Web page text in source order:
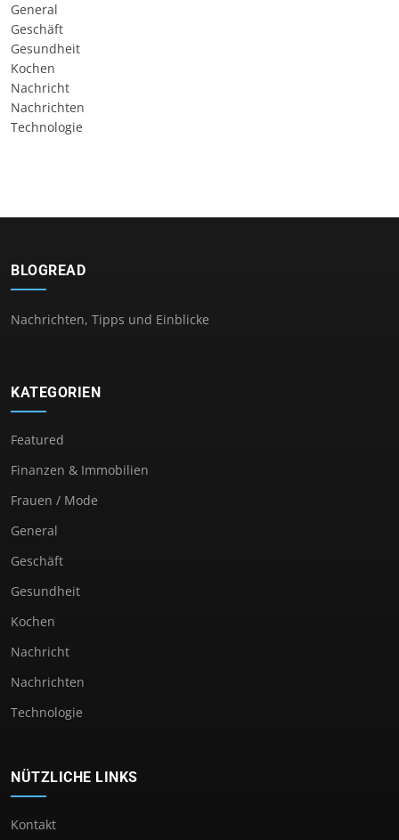
General
Geschäft
Gesundheit
Kochen
Nachricht
Nachrichten
Technologie
BLOGREAD
Nachrichten, Tipps und Einblicke
KATEGORIEN
Featured
Finanzen & Immobilien
Frauen / Mode
General
Geschäft
Gesundheit
Kochen
Nachricht
Nachrichten
Technologie
NÜTZLICHE LINKS
Kontakt